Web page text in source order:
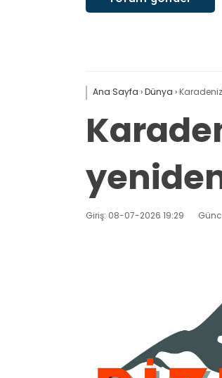
Ana Sayfa ›Dünya ›
Giriş: 08-07-2026 19:29